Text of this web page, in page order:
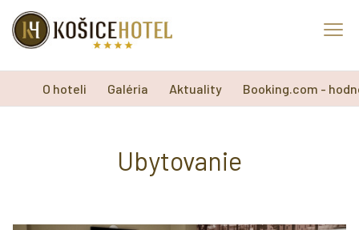
O hoteli Galéria Aktuality Booking.com -
Ubytovanie